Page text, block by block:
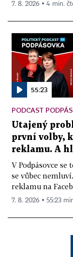
7. 8. 2026 ▪ 4 min.
55:23
PODCAST
Utajený
první volby,
reklamu. A
V Podpásovce
se vůbec
reklamu na
7. 8. 2026 ▪ 55:23